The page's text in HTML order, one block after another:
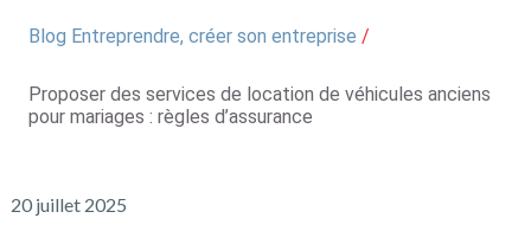
Blog Entreprendre, créer son entreprise /
Proposer des services de location de véhicules anciens
pour mariages : règles d’assurance
20 juillet 2025